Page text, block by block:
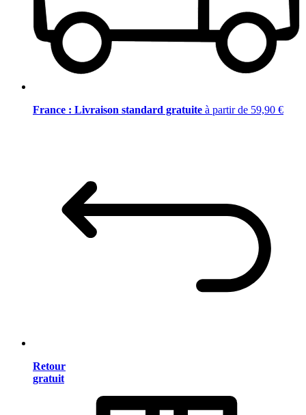
France : Livraison standard gratuite à partir de 59,90 €
Retour
gratuit